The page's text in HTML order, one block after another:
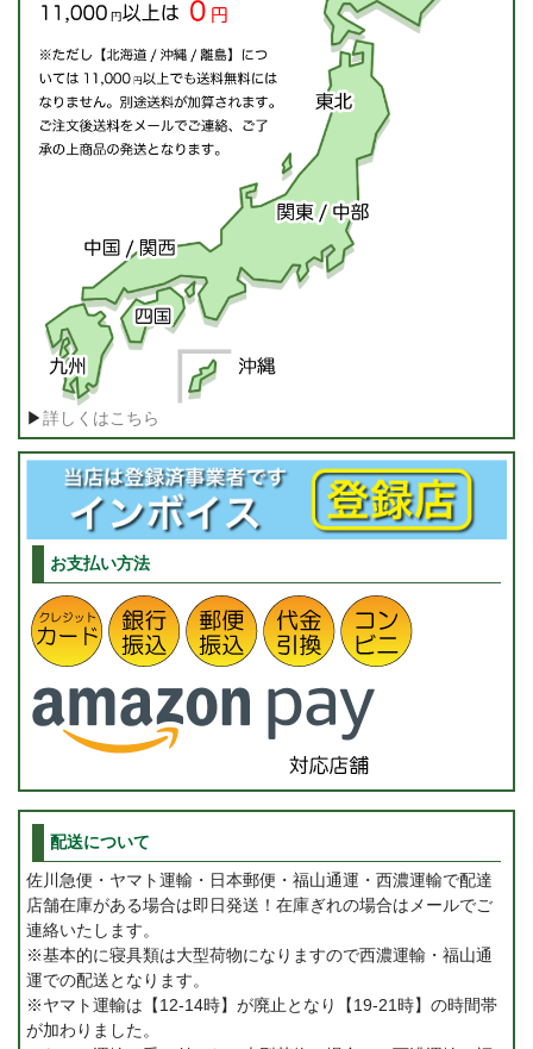
▶詳しくはこちら
お支払い方法
配送について
佐川急便・ヤマト運輸・日本郵便・福山通運・西濃運輸で配達
店舗在庫がある場合は即日発送！在庫ぎれの場合はメールでご
連絡いたします。
※基本的に寝具類は大型荷物になりますので西濃運輸・福山通
運での配送となります。
※ヤマト運輸は【12-14時】が廃止となり【19-21時】の時間帯
が加わりました。